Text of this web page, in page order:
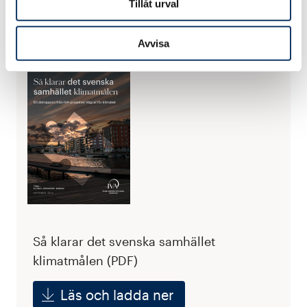
Tillåt urval
Avvisa
vägar, järnvägar, hamnar och hållbara städer
samt fortsatt energieffektivisering i alla sektorer.
Så klarar det svenska samhället
klimatmålen (PDF)
Läs och ladda ner